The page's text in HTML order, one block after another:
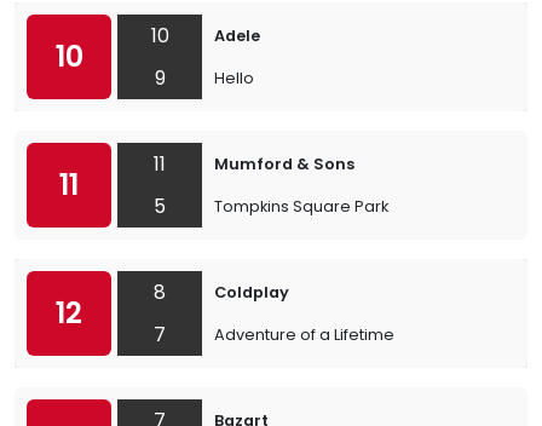
10
10
9
Adele
Hello
11
11
5
Mumford & Sons
Tompkins Square Park
12
8
7
Coldplay
Adventure of a Lifetime
7
Bazart